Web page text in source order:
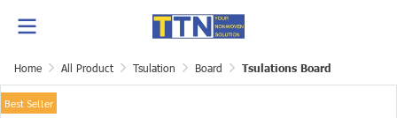
Home All Product Tsulation Board Tsulations Board
Best Seller